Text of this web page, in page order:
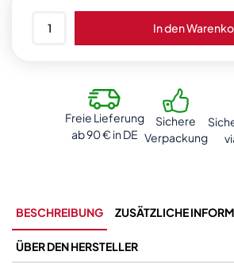
Geschenkverpackung
Menge
In den
Freie Lieferung
ab 90 € in DE
Sichere
Verpackung
BESCHREIBUNG ZUSÄTZLICHE
ÜBER DEN HERSTELLER